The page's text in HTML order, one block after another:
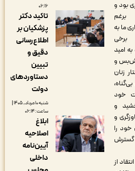
تاکید دکتر
پزشکیان بر
اطلاع‌رسانی
دستاوردهای
شنبه ۱۰ مرداد, ۱۴۰۵ |
ابلاغ
اصلاحیه
آیین‌نامه